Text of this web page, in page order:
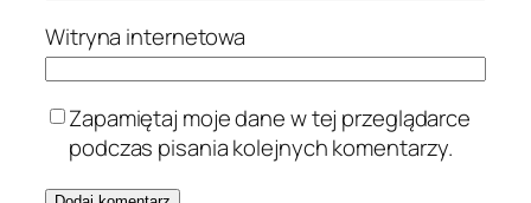
Witryna internetowa
Zapamiętaj moje dane w tej przeglądarce
podczas pisania kolejnych komentarzy.